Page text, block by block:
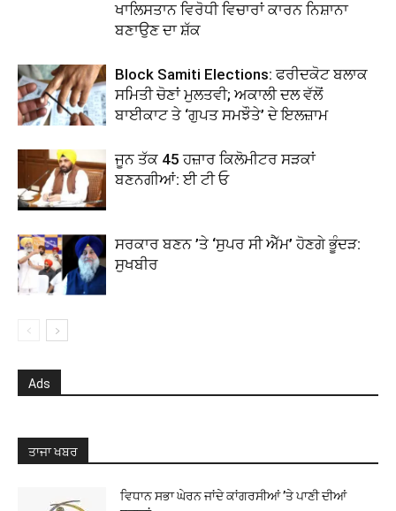
ਖਾਲਿਸਤਾਨ ਵਿਰੋਧੀ ਵਿਚਾਰਾਂ ਕਾਰਨ ਨਿਸ਼ਾਨਾ
ਬਣਾਉਣ ਦਾ ਸ਼ੱਕ
Block Samiti Elections: ਫਰੀਦਕੋਟ ਬਲਾਕ
ਸਮਿਤੀ ਚੋਣਾਂ ਮੁਲਤਵੀ; ਅਕਾਲੀ ਦਲ ਵੱਲੋਂ
ਬਾਈਕਾਟ ਤੇ ‘ਗੁਪਤ ਸਮਝੌਤੇ’ ਦੇ ਇਲਜ਼ਾਮ
ਜੂਨ ਤੱਕ 45 ਹਜ਼ਾਰ ਕਿਲੋਮੀਟਰ ਸੜਕਾਂ
ਬਣਨਗੀਆਂ: ਈ ਟੀ ਓ
ਸਰਕਾਰ ਬਣਨ ’ਤੇ ‘ਸੁਪਰ ਸੀ ਐੱਮ’ ਹੋਣਗੇ ਭੂੰਦੜ:
ਸੁਖਬੀਰ
Ads
ਤਾਜਾ ਖਬਰ
ਵਿਧਾਨ ਸਭਾ ਘੇਰਨ ਜਾਂਦੇ ਕਾਂਗਰਸੀਆਂ ’ਤੇ ਪਾਣੀ ਦੀਆਂ